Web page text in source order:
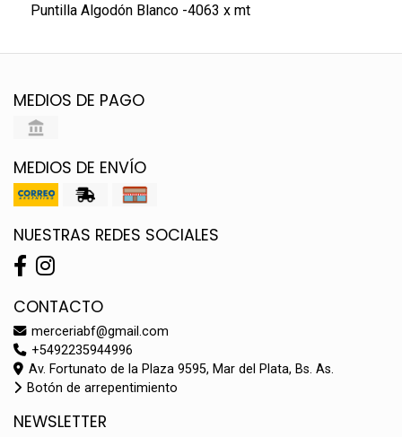
Puntilla Algodón Blanco -4063 x mt
MEDIOS DE PAGO
MEDIOS DE ENVÍO
NUESTRAS REDES SOCIALES
CONTACTO
merceriabf@gmail.com
+5492235944996
Av. Fortunato de la Plaza 9595, Mar del Plata, Bs. As.
Botón de arrepentimiento
NEWSLETTER